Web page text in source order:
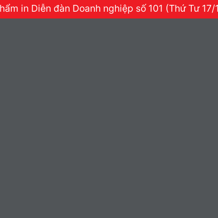
in Diễn đàn Doanh nghiệp số 101 (Thứ Tư